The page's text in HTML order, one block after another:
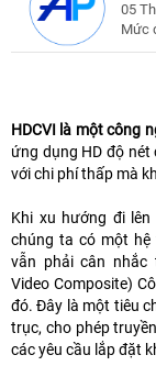
05
Mức
HDCVI là một công
ứng dụng HD độ
với chi phí thấp mà
Khi xu hướng đi
chúng ta có một hệ
vẫn phải cân nhắc
Video Composite)
đó. Đây là một tiêu
trục, cho phép
các yêu cầu lắp đặt